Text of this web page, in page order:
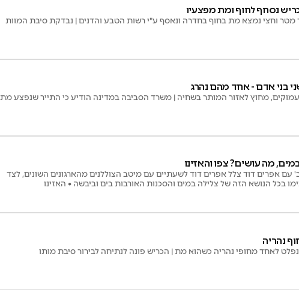
נסחף לחוף ומת מפצעיו
מטר וחצי נמצא מת בחוף בחדרה ונאסף ע"י רשות הטבע והדנים | נבדקת סיבת המוות
בני אדם - אחד מהם נהרג
מחוץ לאזור המותר בשחיה | משרד הסביבה במדינה הודיע כי התייר שנפצע מת
מה עושים? צפו והאזינו
עם אפרים דוד צלל אפרים דוד לשעתיים עם מיטב הצוללנים מהארגונים השונים, לצד
בכל הנושא הזה של צלילה במים והסכנות האורבות בים וביבשה • האזינו
נהריה
לאחד מחופי נהריה כשהוא מת | הכריש פונה לנתיחה לבירור סיבת מותו